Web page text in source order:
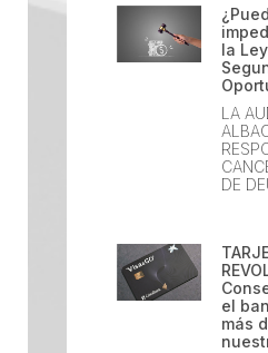
la
LA
DE
el
más